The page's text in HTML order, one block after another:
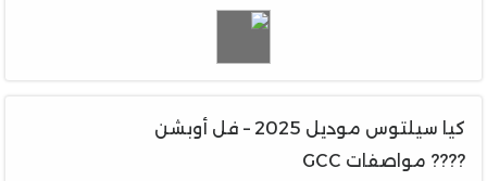
كيا سيلتوس موديل 2025 – فل أوبشن
???? مواصفات GCC